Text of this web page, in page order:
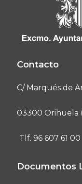
Contacto
C/ Marqués de
03300 Orihuela
Tlf. 96 607 61 00
Documentos